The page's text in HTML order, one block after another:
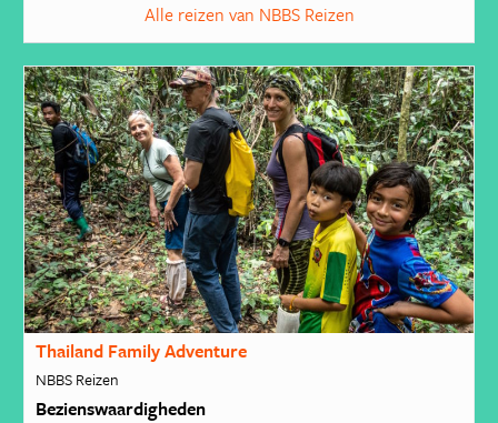
Alle reizen van NBBS Reizen
Thailand Family Adventure
NBBS Reizen
Bezienswaardigheden